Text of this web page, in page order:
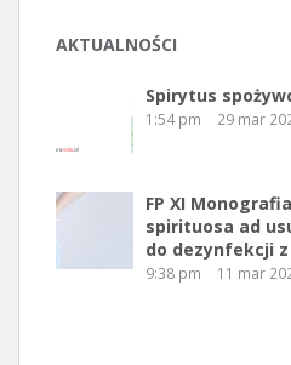
AKTUALNOŚCI
Spirytus
1:54 pm 29 mar
FP XI
spirituosa ad
do dezynfekcji
9:38 pm 11 mar